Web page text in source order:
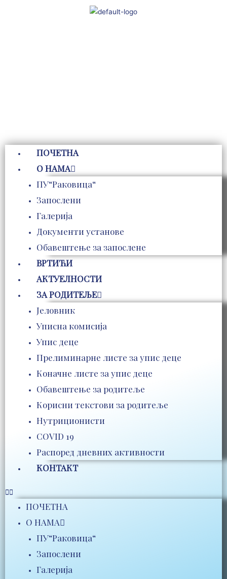
ПОЧЕТНА
О НАМА
ПУ“Раковица“
Запослени
Галерија
Документи установе
Обавештење за запослене
ВРТИЋИ
АКТУЕЛНОСТИ
ЗА РОДИТЕЉЕ
Јеловник
Уписна комисија
Упис деце
Прелиминарне листе за упис деце
Коначне листе за упис деце
Обавештење за родитеље
Корисни текстови за родитеље
Нутриционисти
COVID 19
Распоред дневних активности
КОНТАКТ
ПОЧЕТНА
О НАМА
ПУ“Раковица“
Запослени
Галерија